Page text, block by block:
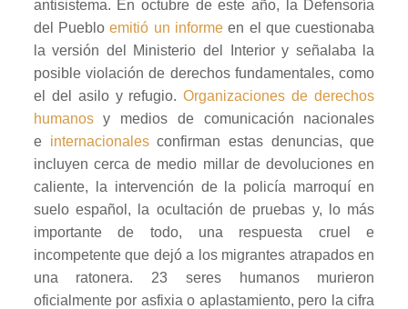
antisistema. En octubre de este año, la Defensoría
del Puebloemitió un informe en el que cuestionaba
la versión del Ministerio del Interior y señalaba la
posible violación de derechos fundamentales, como
el del asilo y refugio.Organizaciones de derechos
humanosy medios de comunicación nacionales
e internacionalesconfirman estas denuncias, que
incluyen cerca de medio millar de devoluciones en
caliente, la intervención de la policía marroquí en
suelo español, la ocultación de pruebas y, lo más
importante de todo, una respuesta cruel e
incompetente que dejó a los migrantes atrapados en
una ratonera. 23 seres humanos murieron
oficialmente por asfixia o aplastamiento, pero la cifra